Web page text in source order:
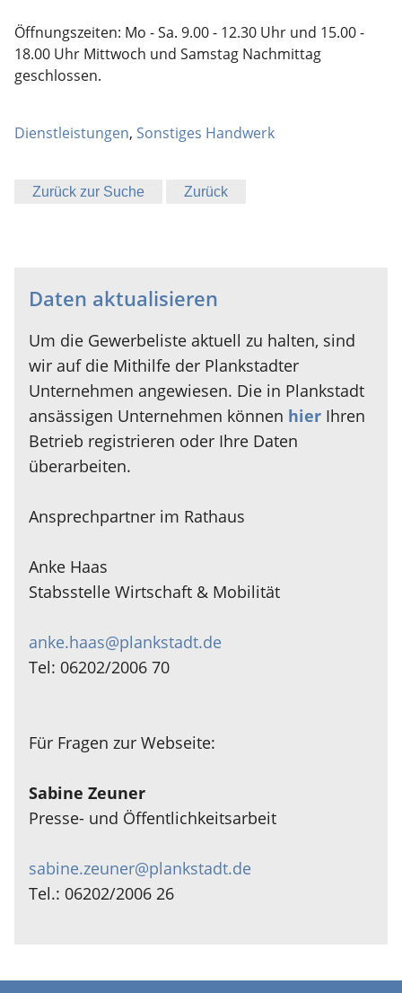
Öffnungszeiten: Mo - Sa. 9.00 - 12.30 Uhr und 15.00 -
18.00 Uhr Mittwoch und Samstag Nachmittag
geschlossen.
Dienstleistungen, Sonstiges Handwerk
Zurück zur Suche Zurück
Daten aktualisieren
Um die Gewerbeliste aktuell zu halten, sind
wir auf die Mithilfe der Plankstadter
Unternehmen angewiesen. Die in Plankstadt
ansässigen Unternehmen können hier Ihren
Betrieb registrieren oder Ihre Daten
überarbeiten.
Ansprechpartner im Rathaus
Anke Haas
Stabsstelle Wirtschaft & Mobilität
anke.haas@plankstadt.de
Tel: 06202/2006 70
Für Fragen zur Webseite:
Sabine Zeuner
Presse- und Öffentlichkeitsarbeit
sabine.zeuner@plankstadt.de
Tel.: 06202/2006 26